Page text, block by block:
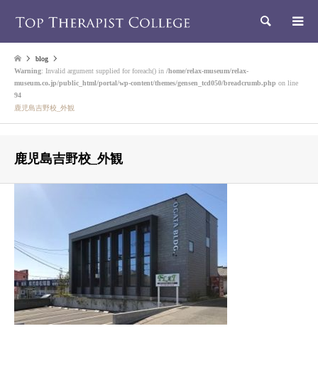
検索
blog
Warning: Invalid argument supplied for foreach() in /home/relax-museum/relax-
museum.co.jp/public_html/portal/wp-content/themes/gensen_tcd050/breadcrumb.php on line
94
鹿児島吉野校_外観
鹿児島吉野校_外観